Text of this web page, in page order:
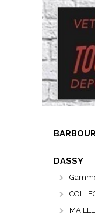
BARBOUR
DASSY